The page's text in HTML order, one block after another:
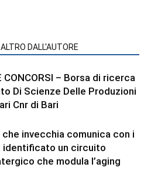
ALTRO DALL'AUTORE
CONCORSI – Borsa di ricerca
Di Scienze Delle Produzioni
Cnr di Bari
che invecchia comunica con i
identificato un circuito
che modula l’aging